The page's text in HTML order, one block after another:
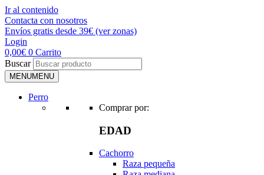
Ir al contenido
Contacta con nosotros
Envíos gratis desde 39€ (ver zonas)
Login
0,00€ 0 Carrito
Buscar
MENUMENU
Perro
Comprar por:
EDAD
Cachorro
Raza pequeña